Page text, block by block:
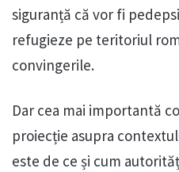
siguranță că vor fi
refugieze pe teritoriul
convingerile.
Dar cea mai importantă
proiecție asupra
este de ce și cum